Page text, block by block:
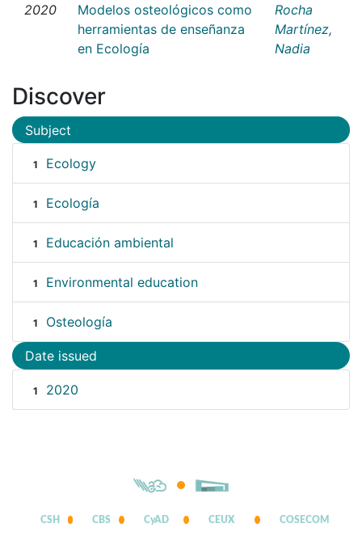
2020
Modelos osteológicos como
herramientas de enseñanza
en Ecología
Rocha
Martínez,
Nadia
Discover
Subject
1 Ecology
1 Ecología
1 Educación ambiental
1 Environmental education
1 Osteología
Date issued
1 2020
CSH CBS CyAD CEUX COSECOM